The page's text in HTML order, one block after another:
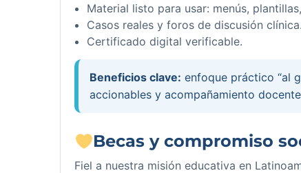
Material listo para usar: menús,
Casos reales y foros de discusión clínica.
Certificado digital verificable.
Beneficios clave: enfoque práctico “al
accionables y acompañamiento
Becas y compromiso
Fiel a nuestra misión educativa en